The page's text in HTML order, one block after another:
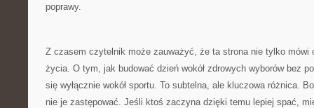
poprawy.
Z czasem czytelnik może zauważyć, że ta strona nie tylko mówi
życia. O tym, jak budować dzień wokół zdrowych wyborów bez
się wyłącznie wokół sportu. To subtelna, ale kluczowa różnica.
nie je zastępować. Jeśli ktoś zaczyna dzięki temu lepiej spać,